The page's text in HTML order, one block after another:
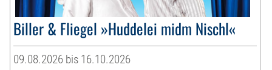
Biller & Fliegel »Huddelei midm Nischl«
09.08.2026 bis 16.10.2026